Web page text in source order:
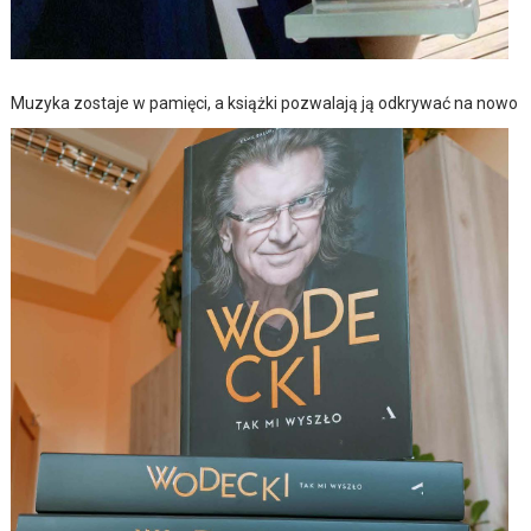
Muzyka zostaje w pamięci, a książki pozwalają ją odkrywać na nowo